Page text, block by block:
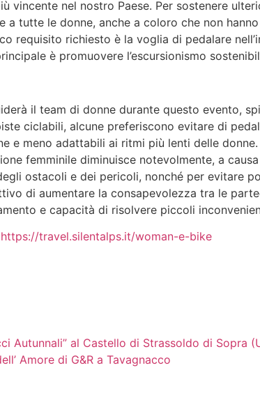
vincente nel nostro Paese. Per sostenere
a tutte le donne, anche a coloro che non
requisito richiesto è la voglia di pedalare
è promuovere l’escursionismo
il team di donne durante questo evento,
ciclabili, alcune preferiscono evitare di
e meno adattabili ai ritmi più lenti delle
femminile diminuisce notevolmente, a
ostacoli e dei pericoli, nonché per evitare
di aumentare la consapevolezza tra le
e capacità di risolvere piccoli
https://travel.silentalps.it/woman-e-bike
Autunnali” al Castello di Strassoldo di Sopra
Amore di G&R a Tavagnacco